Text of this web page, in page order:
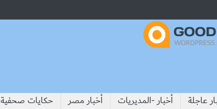
عاجلة أخبار -المديريات أخبار مصر حكايات صحفية